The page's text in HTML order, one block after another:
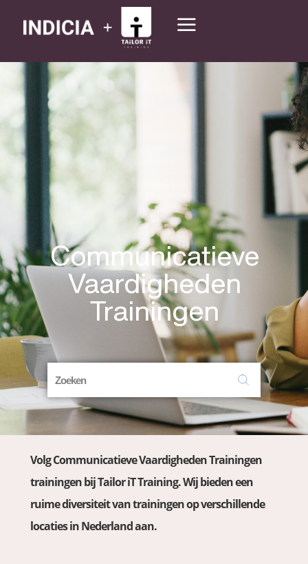
Communicatieve
Vaardigheden
Trainingen
Volg Communicatieve Vaardigheden Trainingen
trainingen bij Tailor iT Training. Wij bieden een
ruime diversiteit van trainingen op verschillende
locaties in Nederland aan.